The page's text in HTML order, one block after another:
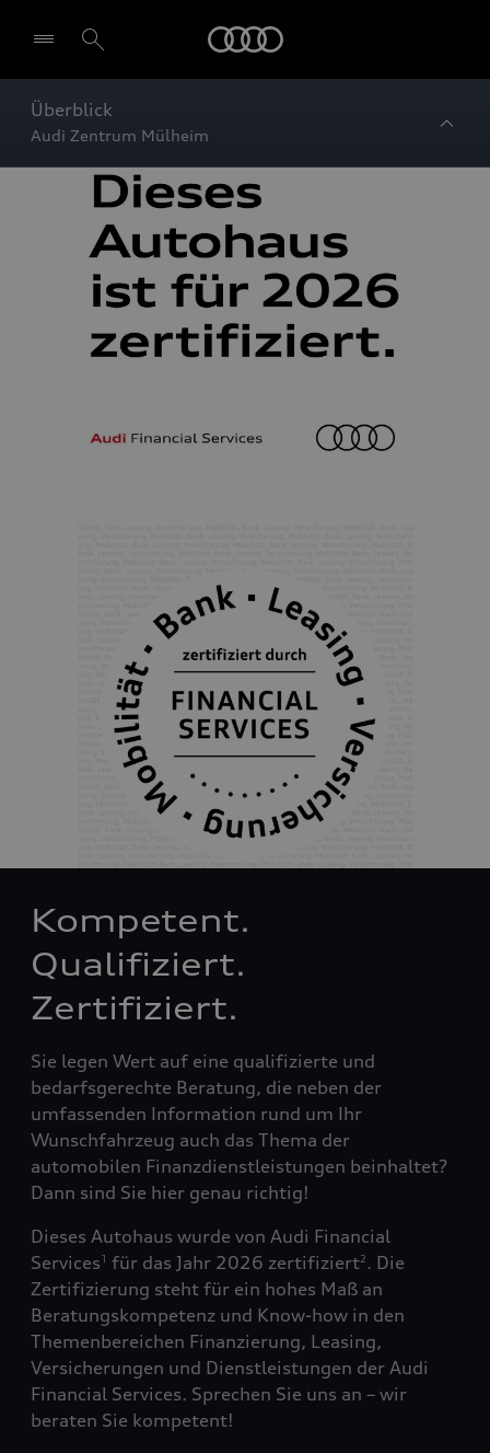
Überblick
Audi Zentrum Mülheim
Kompetent.
Qualifiziert.
Zertifiziert.
Sie legen Wert auf eine qualifizierte und
bedarfsgerechte Beratung, die neben der
umfassenden Information rund um Ihr
Wunschfahrzeug auch das Thema der
automobilen Finanzdienstleistungen beinhaltet?
Dann sind Sie hier genau richtig!
Dieses Autohaus wurde von Audi Financial
Services1 für das Jahr 2026 zertifiziert2. Die
Zertifizierung steht für ein hohes Maß an
Beratungskompetenz und Know-how in den
Themenbereichen Finanzierung, Leasing,
Versicherungen und Dienstleistungen der Audi
Financial Services. Sprechen Sie uns an – wir
beraten Sie kompetent!